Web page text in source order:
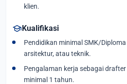
klien.
schoolKualifikasi
Pendidikan minimal SMK/
arsitektur, atau teknik.
Pengalaman kerja sebagai
minimal 1 tahun.